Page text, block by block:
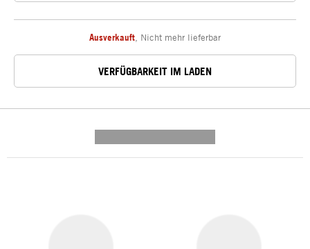
Ausverkauft Nicht mehr lieferbar
VERFÜGBARKEIT IM LADEN